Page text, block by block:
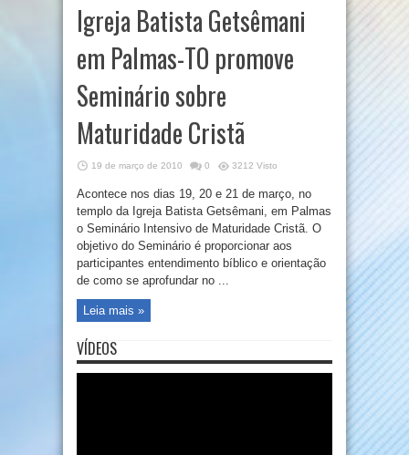
Igreja Batista Getsêmani
em Palmas-TO promove
Seminário sobre
Maturidade Cristã
19 de março de 2010 0 3212 Visto
Acontece nos dias 19, 20 e 21 de março, no
templo da Igreja Batista Getsêmani, em Palmas
o Seminário Intensivo de Maturidade Cristã. O
objetivo do Seminário é proporcionar aos
participantes entendimento bíblico e orientação
de como se aprofundar no ...
Leia mais »
VÍDEOS